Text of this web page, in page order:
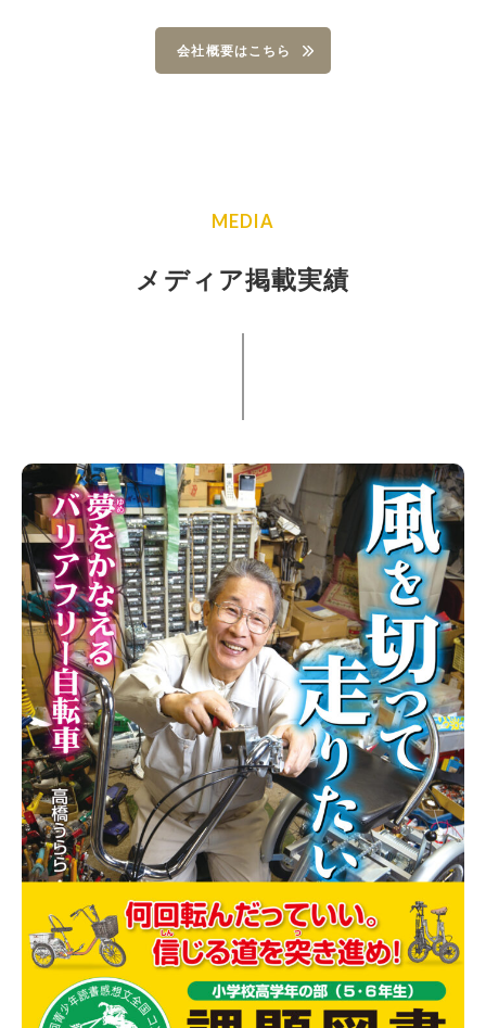
会社概要はこちら
MEDIA
メディア掲載実績